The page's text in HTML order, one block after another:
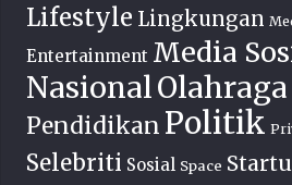
Lifestyle Lingkungan
Entertainment Media
NasionalOlahraga
Pendidikan Politik
Selebriti Sosial Space